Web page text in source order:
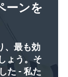
ーンを
、最も効
ょう。そ
た - 私た